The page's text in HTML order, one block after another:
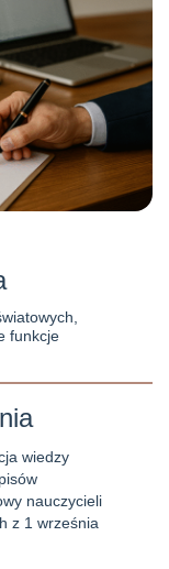
funkcje
wiedzy
nauczycieli
z 1 września